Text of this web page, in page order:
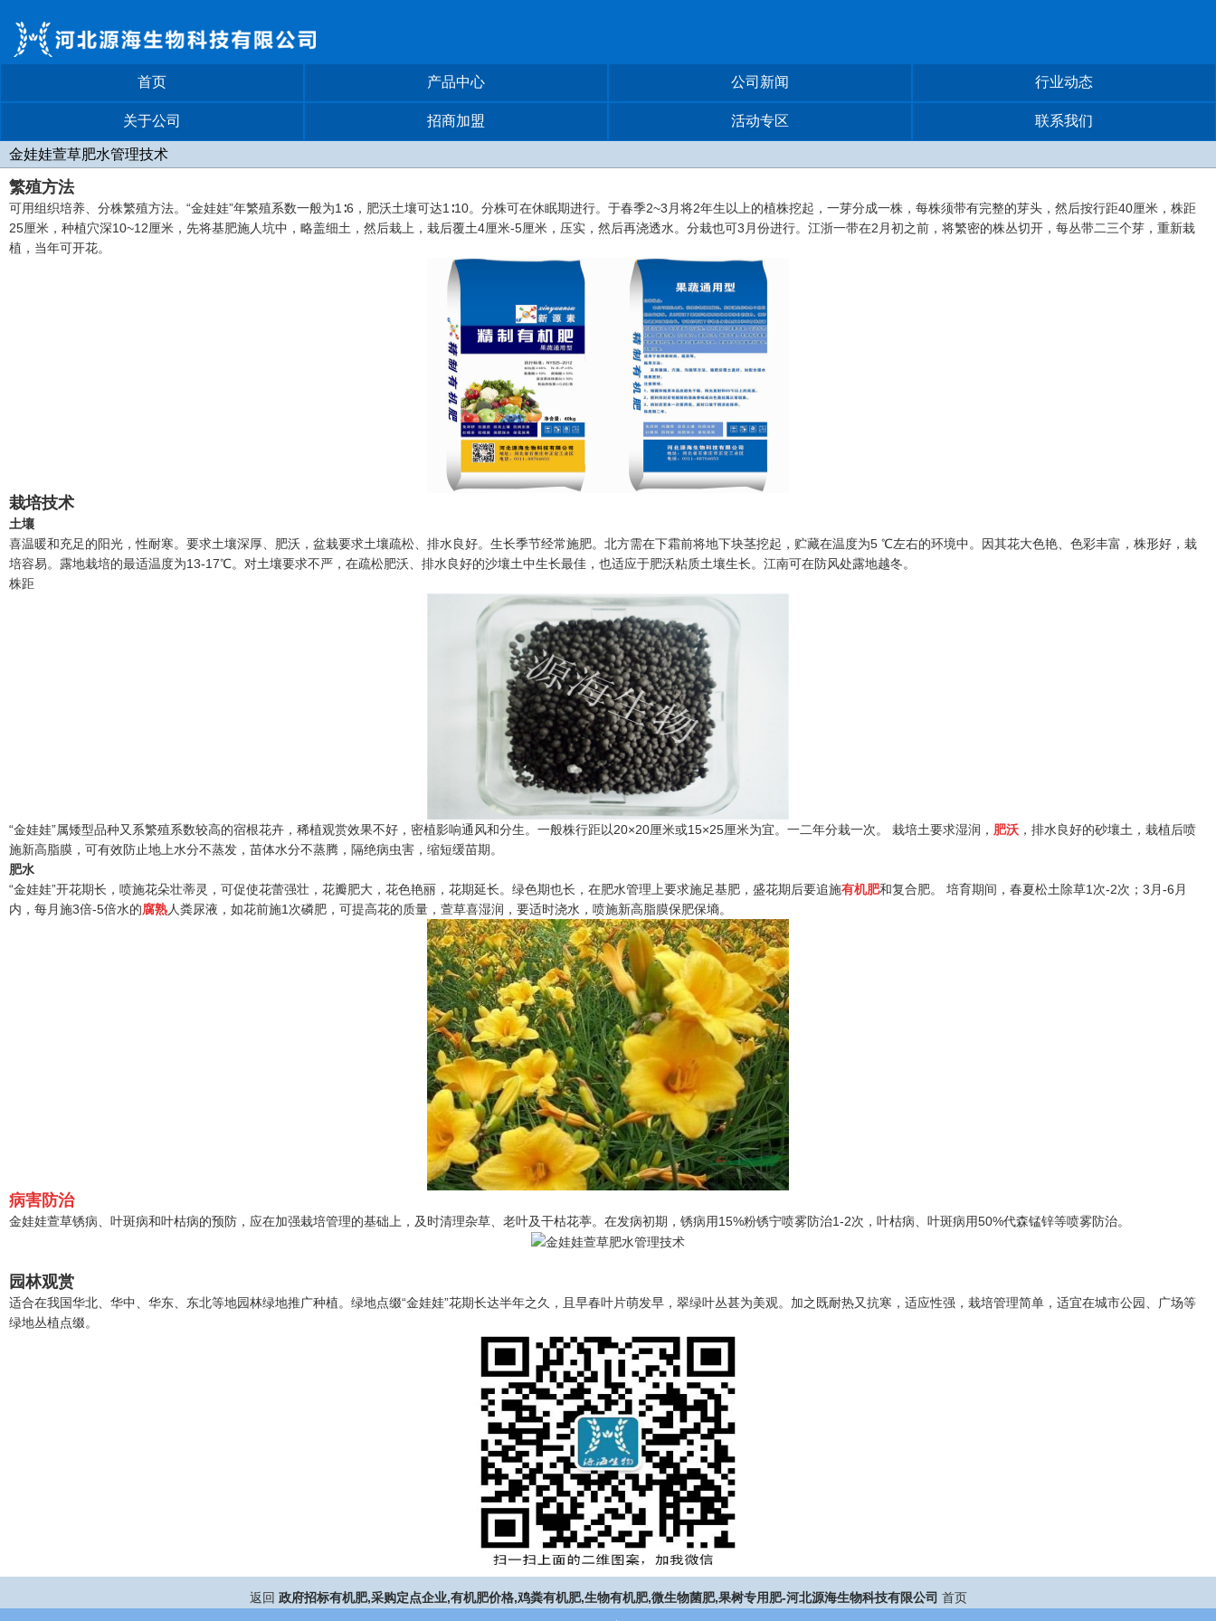
首页 产品中心 公司新闻 行业动态
关于公司 招商加盟 活动专区 联系我们
金娃娃萱草肥水管理技术
繁殖方法
可用组织培养、分株繁殖方法。“金娃娃”年繁殖系数一般为1∶6，肥沃土壤可达1∶10。分株可在休眠期进行。于春季2~3月将2年生以上的植株挖起，一芽分成一株，每株须带有完整的芽头，然后按行距40厘米，株距
25厘米，种植穴深10~12厘米，先将基肥施人坑中，略盖细土，然后栽上，栽后覆土4厘米-5厘米，压实，然后再浇透水。分栽也可3月份进行。江浙一带在2月初之前，将繁密的株丛切开，每丛带二三个芽，重新栽
植，当年可开花。
栽培技术
土壤
喜温暖和充足的阳光，性耐寒。要求土壤深厚、肥沃，盆栽要求土壤疏松、排水良好。生长季节经常施肥。北方需在下霜前将地下块茎挖起，贮藏在温度为5 ℃左右的环境中。因其花大色艳、色彩丰富，株形好，栽
培容易。露地栽培的最适温度为13-17℃。对土壤要求不严，在疏松肥沃、排水良好的沙壤土中生长最佳，也适应于肥沃粘质土壤生长。江南可在防风处露地越冬。
株距
“金娃娃”属矮型品种又系繁殖系数较高的宿根花卉，稀植观赏效果不好，密植影响通风和分生。一般株行距以20×20厘米或15×25厘米为宜。一二年分栽一次。 栽培土要求湿润， 肥沃 ，排水良好的砂壤土，栽植后喷
施新高脂膜，可有效防止地上水分不蒸发，苗体水分不蒸腾，隔绝病虫害，缩短缓苗期。
肥水
“金娃娃”开花期长，喷施花朵壮蒂灵，可促使花蕾强壮，花瓣肥大，花色艳丽，花期延长。绿色期也长，在肥水管理上要求施足基肥，盛花期后要追施有机肥和复合肥。 培育期间，春夏松土除草1次-2次；3月-6月
内，每月施3倍-5倍水的腐熟人粪尿液，如花前施1次磷肥，可提高花的质量，萱草喜湿润，要适时浇水，喷施新高脂膜保肥保墒。
病害防治
金娃娃萱草锈病、叶斑病和叶枯病的预防，应在加强栽培管理的基础上，及时清理杂草、老叶及干枯花葶。在发病初期，锈病用15%粉锈宁喷雾防治1-2次，叶枯病、叶斑病用50%代森锰锌等喷雾防治。
园林观赏
适合在我国华北、华中、华东、东北等地园林绿地推广种植。绿地点缀“金娃娃”花期长达半年之久，且早春叶片萌发早，翠绿叶丛甚为美观。加之既耐热又抗寒，适应性强，栽培管理简单，适宜在城市公园、广场等
绿地丛植点缀。
返回 政府招标有机肥,采购定点企业,有机肥价格,鸡粪有机肥,生物有机肥,微生物菌肥,果树专用肥-河北源海生物科技有限公司 首页